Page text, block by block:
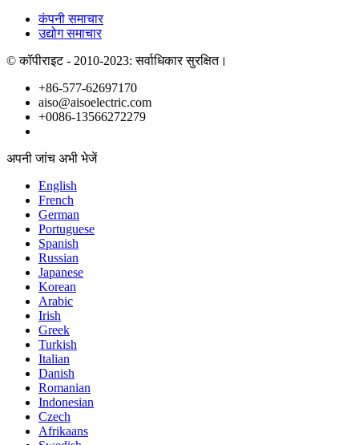
कंपनी समाचार
उद्योग समाचार
© कॉपीराइट - 2010-2023: सर्वाधिकार सुरक्षित।
+86-577-62697170
aiso@aisoelectric.com
+0086-13566272279
अपनी जांच अभी भेजें
English
French
German
Portuguese
Spanish
Russian
Japanese
Korean
Arabic
Irish
Greek
Turkish
Italian
Danish
Romanian
Indonesian
Czech
Afrikaans